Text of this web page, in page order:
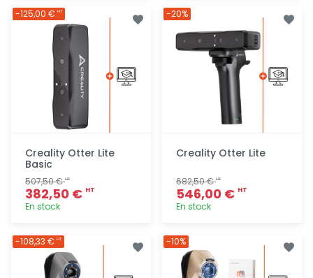
rapide
Creality Otter Lite
Basic
507,50 €HT
382,50 € HT
En stock
-125,00 € HT
Creality Otter Lite
682,50 €HT
546,00 € HT
En stock
-20%
-108,33 € HT -10%